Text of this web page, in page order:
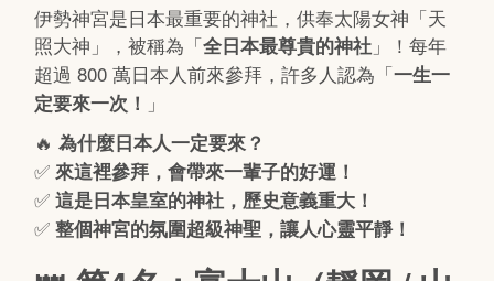
伊勢神宮是日本最重要的神社，供奉太陽女神「天
照大神」，被稱為「全日本最尊貴的神社 」！每年
超過 800 萬日本人前來參拜，許多人認為「一生一
定要來一次！ 」
🔥為什麼日本人一定要來？
✅來這裡參拜，會帶來一輩子的好運！
✅這是日本皇室的神社，歷史意義重大！
✅整個神宮的氛圍超級神聖，讓人心靈平靜！